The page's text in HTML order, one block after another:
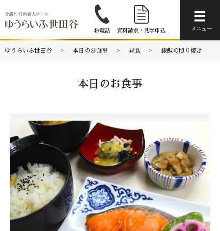
お電話 資料請求・見学申込 メニュー
ゆうらいふ世田谷 本日のお食事 昼食 銀鮭の照り焼き
本日のお食事